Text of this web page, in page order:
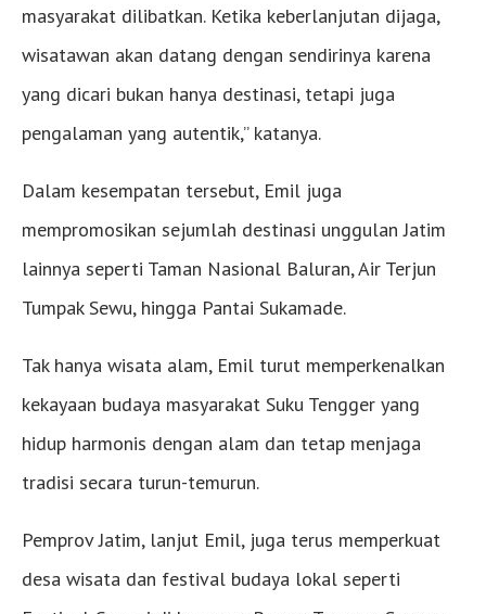
masyarakat dilibatkan. Ketika keberlanjutan dijaga,
wisatawan akan datang dengan sendirinya karena
yang dicari bukan hanya destinasi, tetapi juga
pengalaman yang autentik,” katanya.
Dalam kesempatan tersebut, Emil juga
mempromosikan sejumlah destinasi unggulan Jatim
lainnya seperti Taman Nasional Baluran, Air Terjun
Tumpak Sewu, hingga Pantai Sukamade.
Tak hanya wisata alam, Emil turut memperkenalkan
kekayaan budaya masyarakat Suku Tengger yang
hidup harmonis dengan alam dan tetap menjaga
tradisi secara turun-temurun.
Pemprov Jatim, lanjut Emil, juga terus memperkuat
desa wisata dan festival budaya lokal seperti